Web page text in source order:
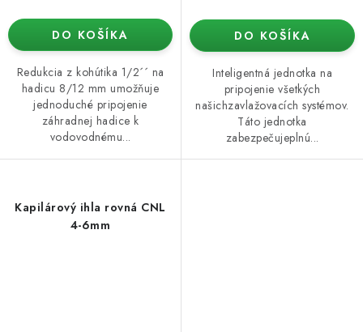
DO KOŠÍKA
Redukcia z kohútika 1/2´´ na
hadicu 8/12 mm umožňuje
jednoduché pripojenie
záhradnej hadice k
vodovodnému...
DO KOŠÍKA
Inteligentná jednotka na
pripojenie všetkých
našichzavlažovacích systémov.
Táto jednotka
zabezpečujeplnú...
Kapilárový ihla rovná CNL
4-6mm